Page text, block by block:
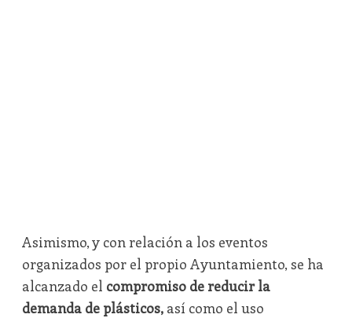
Asimismo, y con relación a los eventos
organizados por el propio Ayuntamiento, se ha
alcanzado el compromiso de reducir la
demanda de plásticos,así como el uso